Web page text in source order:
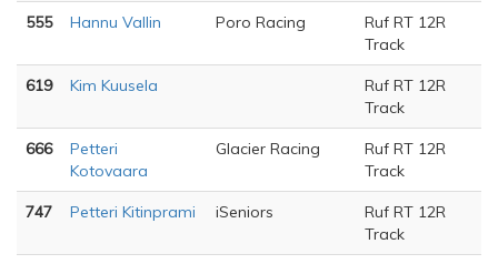
555 Hannu Vallin Poro Racing
Ruf RT 12R
Track
619 Kim Kuusela
Ruf RT 12R
Track
666
Petteri
Kotovaara
Glacier Racing
Ruf RT 12R
Track
747 Petteri Kitinprami iSeniors
Ruf RT 12R
Track